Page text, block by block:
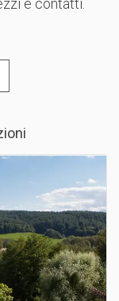
e contatti.